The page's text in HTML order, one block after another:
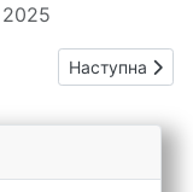
Kia SeltosНаступна
Наступна